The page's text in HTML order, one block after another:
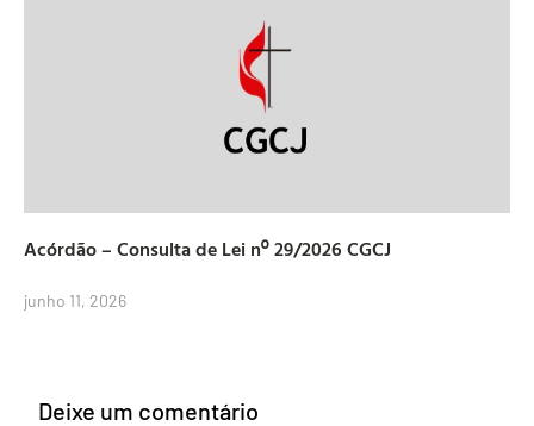
Acórdão – Consulta de Lei nº 29/2026 CGCJ
junho 11, 2026
Deixe um comentário